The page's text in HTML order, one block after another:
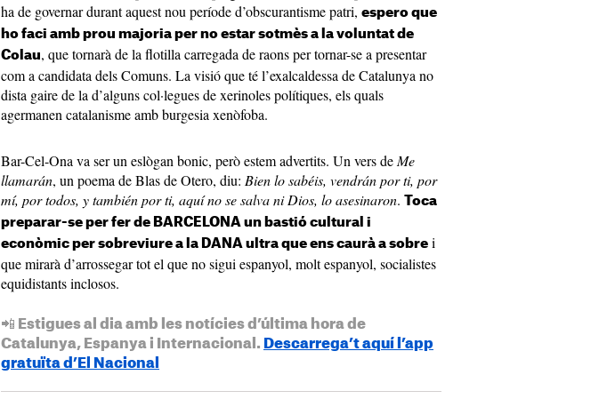
ha de governar durant aquest nou període d’obscurantisme patri, espero que
ho faci amb prou majoria per no estar sotmès a la voluntat de
Colau, que tornarà de la flotilla carregada de raons per tornar-se a presentar
com a candidata dels Comuns. La visió que té l’exalcaldessa de Catalunya no
dista gaire de la d’alguns col·legues de xerinoles polítiques, els quals
agermanen catalanisme amb burgesia xenòfoba.
Bar-Cel-Ona va ser un eslògan bonic, però estem advertits. Un vers de Me
llamarán, un poema de Blas de Otero, diu: Bien lo sabéis, vendrán por ti, por
mí, por todos, y también por ti, aquí no se salva ni Dios, lo asesinaron.
Toca
preparar-se per fer de BARCELONA un bastió cultural i
econòmic per sobreviure a la DANA ultra que ens caurà a sobre i
que mirarà d’arrossegar tot el que no sigui espanyol, molt espanyol, socialistes
equidistants inclosos.
📲 Estigues al dia amb les notícies d’última hora de
Catalunya, Espanya i Internacional. Descarrega’t aquí l’app
gratuïta d’El Nacional